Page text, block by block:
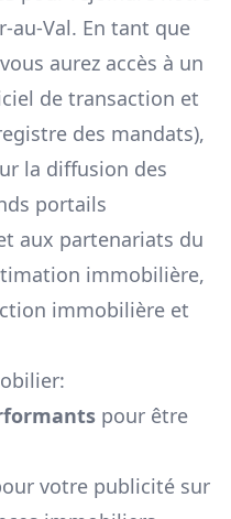
au-Val. En tant que
aurez accès à un
de transaction et
des mandats),
la diffusion des
portails
aux partenariats du
immobilière,
immobilière et
pour être
votre publicité sur